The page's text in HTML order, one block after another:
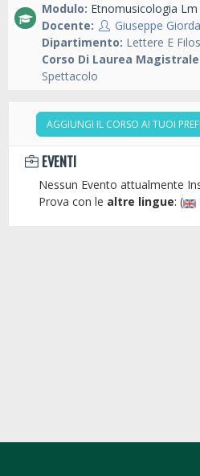
Modulo: Etnomusicologia Lm
Docente:
Giuseppe
Dipartimento: Lettere E
Corso Di Laurea
Spettacolo
AGGIUNGI IL CORSO AI TUOI
EVENTI
Nessun Evento attualmente
Prova con le altre lingue: (